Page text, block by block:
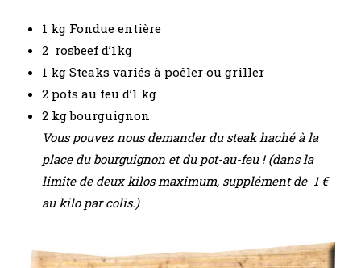
1 kg Fondue entière
2 rosbeef d’1kg
1 kg Steaks variés à poêler ou griller
2 pots au feu d’1 kg
2 kg bourguignon
Vous pouvez nous demander du steak haché à la
place du bourguignon et du pot-au-feu ! (dans la
limite de deux kilos maximum, supplément de 1 €
au kilo par colis.)